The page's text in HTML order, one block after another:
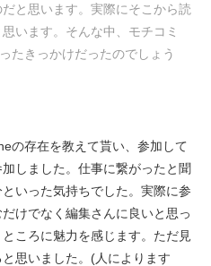
と思います。実際にそこから読
います。そんな中、モチコミ
たきっかけだったのでしょう
の存在を教えて貰い、参加して
しました。仕事に繋がったと聞
いった気持ちでした。実際に参
けでなく編集さんに良いと思っ
ころに魅力を感じます。ただ見
思いました。(人によります